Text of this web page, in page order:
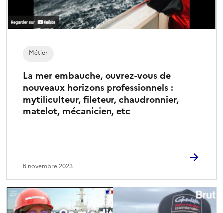
La mer embauche, ouvrez-vous de
nouveaux horizons professionnels :
mytiliculteur, fileteur, chaudronnier,
matelot, mécanicien, etc
Métier
6 novembre 2023